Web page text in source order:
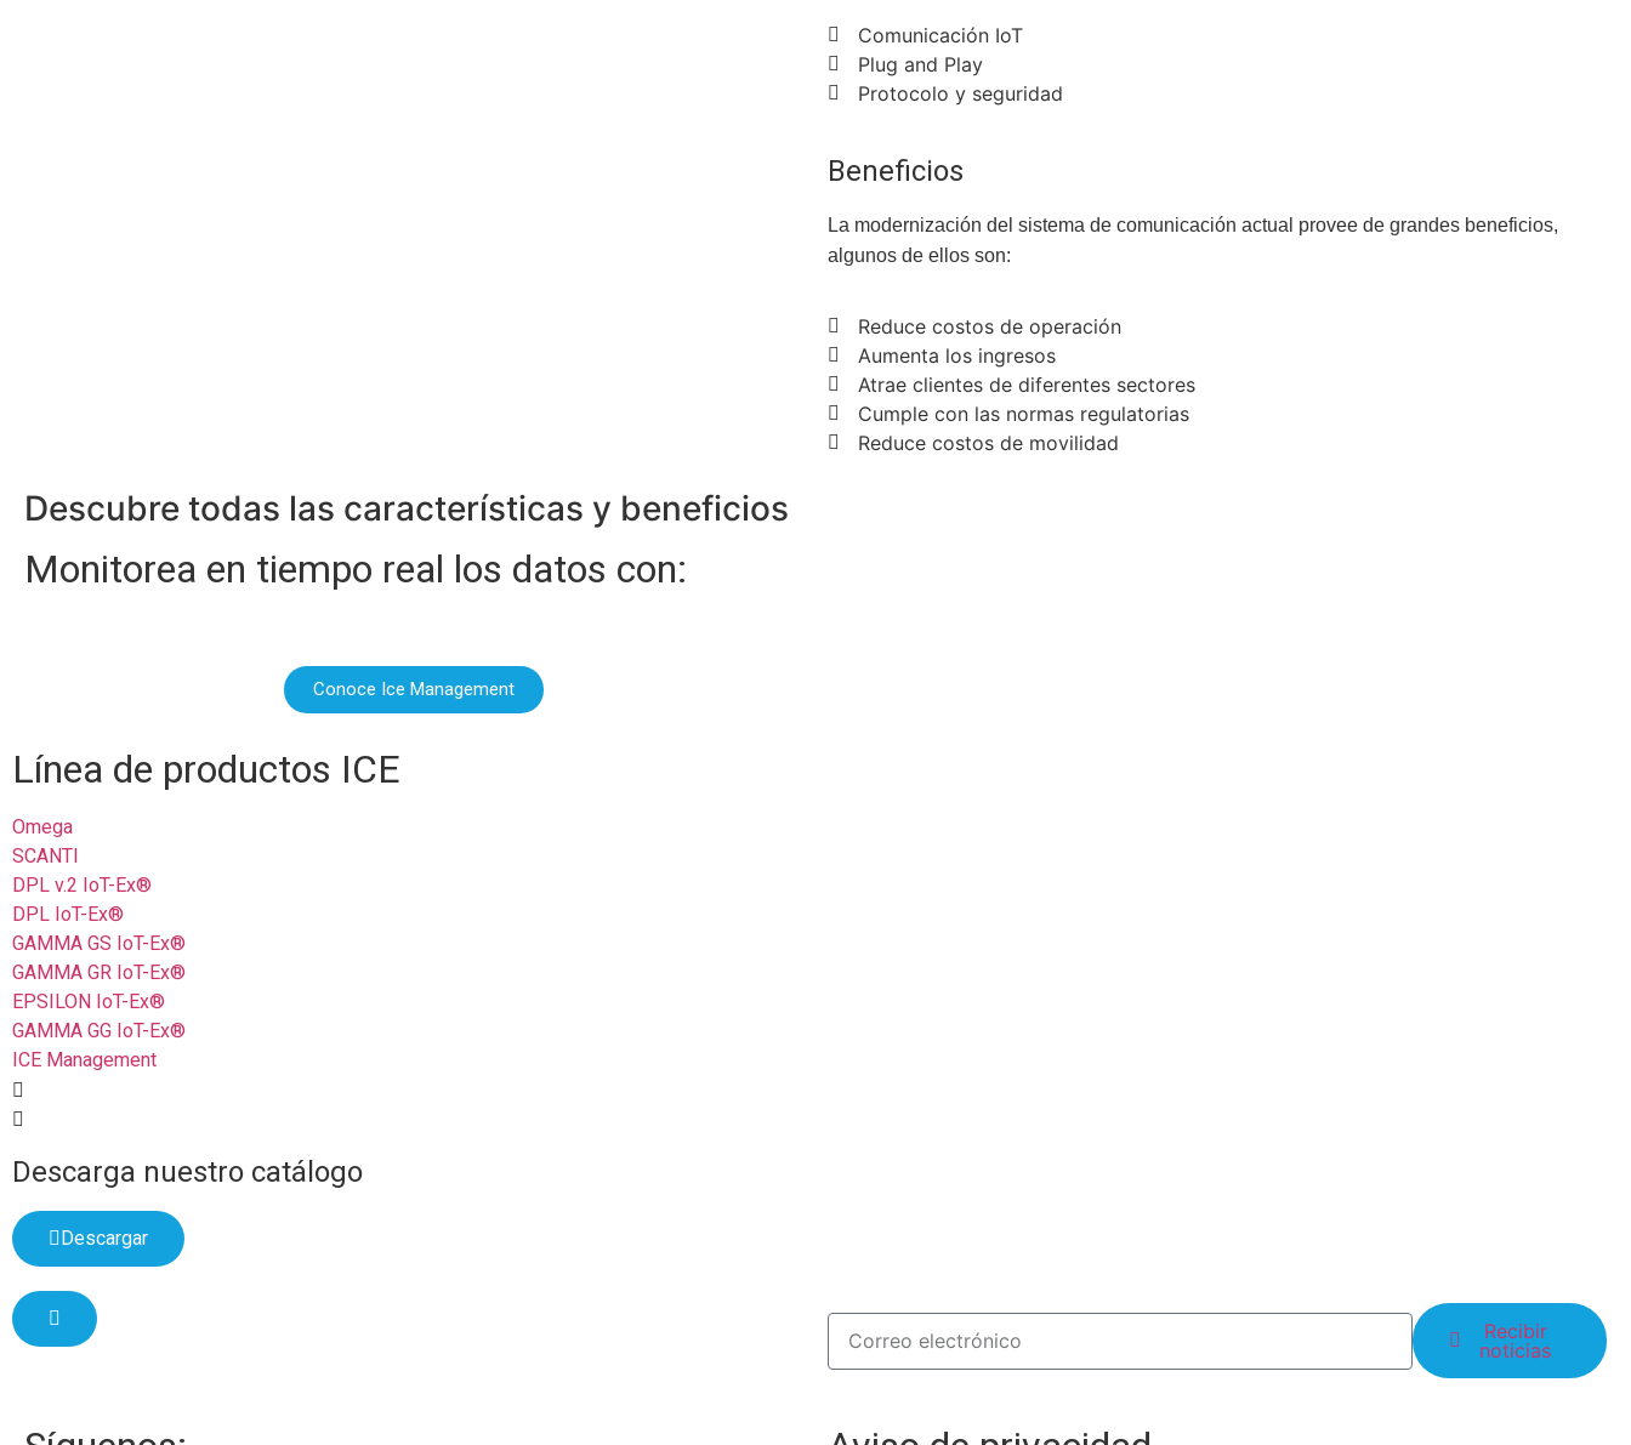
Descubre todas las características y beneficios
Monitorea en tiempo real los datos con:
Conoce Ice Management
Comunicación IoT
Plug and Play
Protocolo y seguridad
Beneficios
La modernización del sistema de comunicación actual provee de grandes beneficios,
algunos de ellos son:
Reduce costos de operación
Aumenta los ingresos
Atrae clientes de diferentes sectores
Cumple con las normas regulatorias
Reduce costos de movilidad​
Línea de productos ICE
Omega
SCANTI
DPL v.2 IoT-Ex®
DPL IoT-Ex®
GAMMA GS IoT-Ex®
GAMMA GR IoT-Ex®
EPSILON IoT-Ex®
GAMMA GG IoT-Ex®
ICE Management
Descarga nuestro catálogo
Descargar
Recibir
noticias